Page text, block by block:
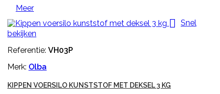
Meer

Snel
bekijken
Referentie: VH03P
Merk: Olba
KIPPEN VOERSILO KUNSTSTOF MET DEKSEL 3 KG